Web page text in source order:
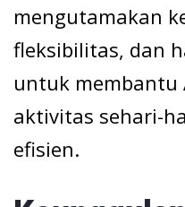
mengutamakan
fleksibilitas, dan
untuk membantu
aktivitas sehari-
efisien.